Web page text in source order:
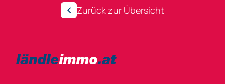
Zurück zur Übersicht